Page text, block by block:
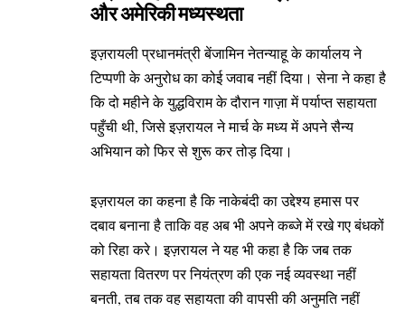
और अमेरिकी मध्यस्थता
इज़रायली प्रधानमंत्री बेंजामिन नेतन्याहू के कार्यालय ने
टिप्पणी के अनुरोध का कोई जवाब नहीं दिया। सेना ने कहा है
कि दो महीने के युद्धविराम के दौरान गाज़ा में पर्याप्त सहायता
पहुँची थी, जिसे इज़रायल ने मार्च के मध्य में अपने सैन्य
अभियान को फिर से शुरू कर तोड़ दिया।
इज़रायल का कहना है कि नाकेबंदी का उद्देश्य हमास पर
दबाव बनाना है ताकि वह अब भी अपने कब्जे में रखे गए बंधकों
को रिहा करे। इज़रायल ने यह भी कहा है कि जब तक
सहायता वितरण पर नियंत्रण की एक नई व्यवस्था नहीं
बनती, तब तक वह सहायता की वापसी की अनुमति नहीं